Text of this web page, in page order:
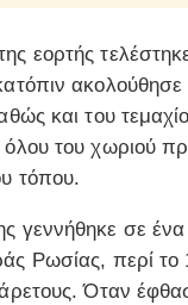
εορτής
ακολούθησε
και του
όλου του χωριού
τόπου.
γεννήθηκε σε ένα
Ρωσίας, περί το
Όταν